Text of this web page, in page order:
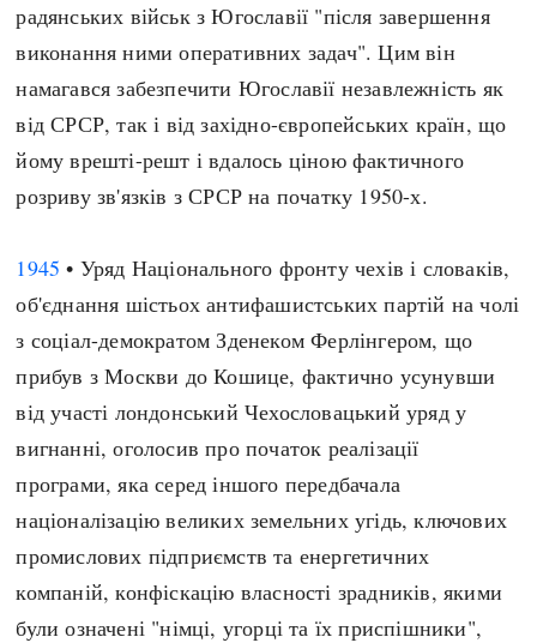
радянських військ з Югославії "після завершення
виконання ними оперативних задач". Цим він
намагався забезпечити Югославії незавлежність як
від СРСР, так і від західно-європейських країн, що
йому врешті-решт і вдалось ціною фактичного
розриву зв'язків з СРСР на початку 1950-х.
1945 • Уряд Національного фронту чехів і словаків,
об'єднання шістьох антифашистських партій на чолі
з соціал-демократом Зденеком Ферлінгером, що
прибув з Москви до Кошице, фактично усунувши
від участі лондонський Чехословацький уряд у
вигнанні, оголосив про початок реалізації
програми, яка серед іншого передбачала
націоналізацію великих земельних угідь, ключових
промислових підприємств та енергетичних
компаній, конфіскацію власності зрадників, якими
були означені "німці, угорці та їх приспішники",